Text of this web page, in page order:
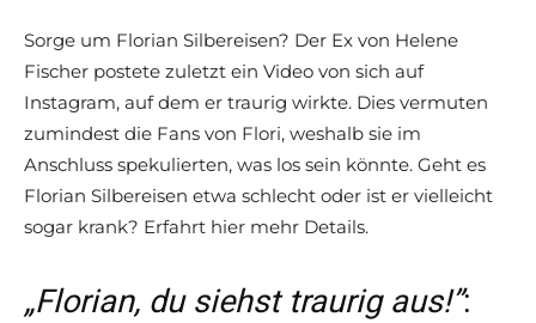
Sorge um Florian Silbereisen? Der Ex von Helene
Fischer postete zuletzt ein Video von sich auf
Instagram, auf dem er traurig wirkte. Dies vermuten
zumindest die Fans von Flori, weshalb sie im
Anschluss spekulierten, was los sein könnte. Geht es
Florian Silbereisen etwa schlecht oder ist er vielleicht
sogar krank? Erfahrt hier mehr Details.
„Florian, du siehst traurig aus!”: